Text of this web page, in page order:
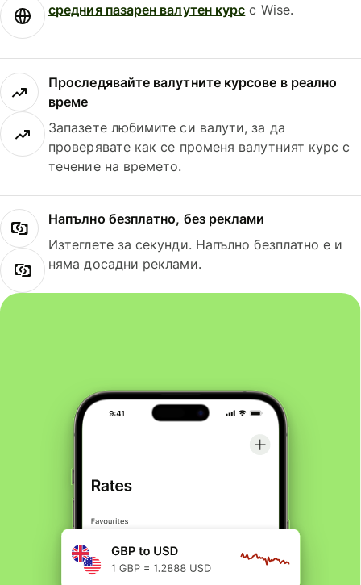
средния пазарен валутен курс с Wise.
Проследявайте валутните курсове в реално
време
Запазете любимите си валути, за да
проверявате как се променя валутният курс с
течение на времето.
Напълно безплатно, без реклами
Изтеглете за секунди. Напълно безплатно е и
няма досадни реклами.